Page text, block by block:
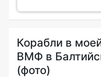
Корабли в
ВМФ в
(фото)